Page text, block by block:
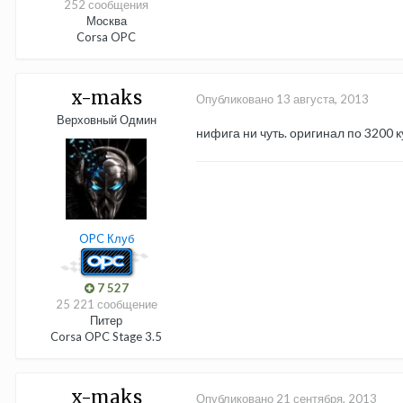
252 сообщения
Москва
Corsa OPC
x-maks
Верховный Одмин
OPC Клуб
7 527
25 221 сообщение
Питер
Corsa OPC Stage 3.5
Опубликовано 13 августа, 2013
нифига ни чуть. оригинал по 3200
x-maks Опубликовано 21 сентября, 2013